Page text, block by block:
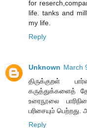
for
life. tanks and
my life.
Reply
Unknown March
திருக்குறள்
கருத்துக்களைத்
உரைநூலை
பரிசையும்
Reply